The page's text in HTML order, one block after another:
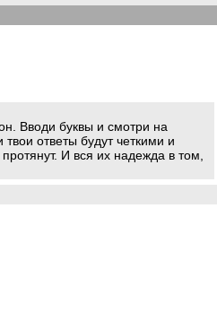
Вводи буквы и смотри на
ответы будут четкими и
И вся их надежда в том,